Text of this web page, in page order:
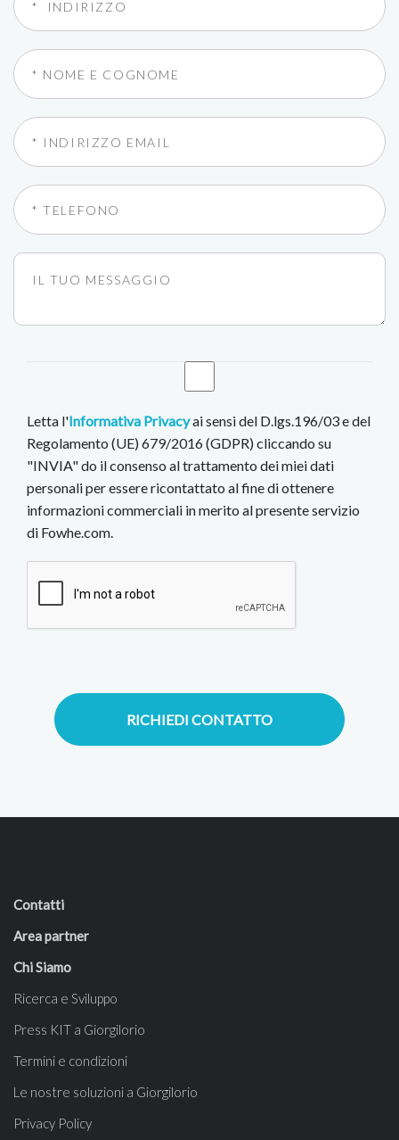
Letta l'Informativa Privacyai sensi del D.lgs.196/03 e del
Regolamento (UE) 679/2016 (GDPR) cliccando su
"INVIA" do il consenso al trattamento dei miei dati
personali per essere ricontattato al fine di ottenere
informazioni commerciali in merito al presente servizio
di Fowhe.com.
RICHIEDI CONTATTO
Contatti
Area partner
Chi Siamo
Ricerca e Sviluppo
Press KIT a Giorgilorio
Termini e condizioni
Le nostre soluzioni a Giorgilorio
Privacy Policy